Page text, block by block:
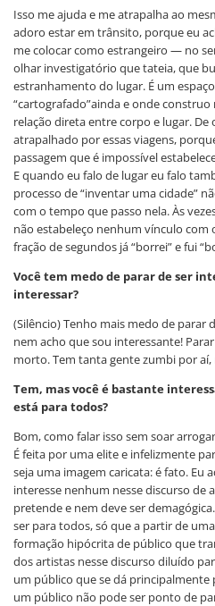
Isso me ajuda e me atrapalha ao
adoro estar em trânsito, porque eu
me colocar como estrangeiro — no
olhar investigatório que tateia, que
estranhamento do lugar. É um
“cartografado”ainda e onde construo
relação direta entre corpo e lugar.
atrapalhado por essas viagens,
passagem que é impossível
E quando eu falo de lugar eu falo
processo de “inventar uma cidade”
com o tempo que passo nela. Às
não estabeleço nenhum vínculo com
fração de segundos já “borrei” e fui
Você tem medo de parar de ser
interessar?
(Silêncio) Tenho mais medo de parar
nem acho que sou interessante!
morto. Tem tanta gente zumbi por aí,
Tem, mas você é bastante
está para todos?
Bom, como falar isso sem soar
É feita por uma elite e infelizmente
seja uma imagem caricata: é fato. Eu
interesse nenhum nesse discurso de
pretende e nem deve ser
ser para todos, só que a partir de
formação hipócrita de público que
dos artistas nesse discurso diluído
um público que se dá principalmente
um público não pode ser ponto de